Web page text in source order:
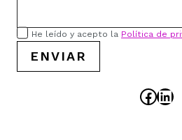
He leído y acepto la Política de
ENVIAR